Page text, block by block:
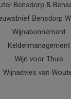
Bensdorp &
Bensdorp
Wijnabonnement
Keldermanagement
Wijn voor Thuis
Wijnadvies van